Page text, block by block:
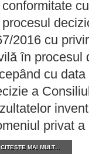
2016 cu
în procesul
cu
a
privat a
CITEŞTE MAI MULT...